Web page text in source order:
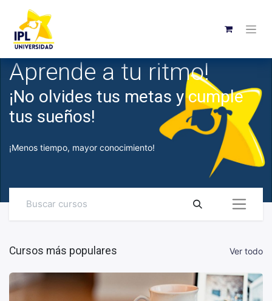
Aprende a tu ritmo!
¡No olvides tus metas y cumple
tus sueños!
¡Menos tiempo, mayor conocimiento!
Ver todo
Cursos más populares